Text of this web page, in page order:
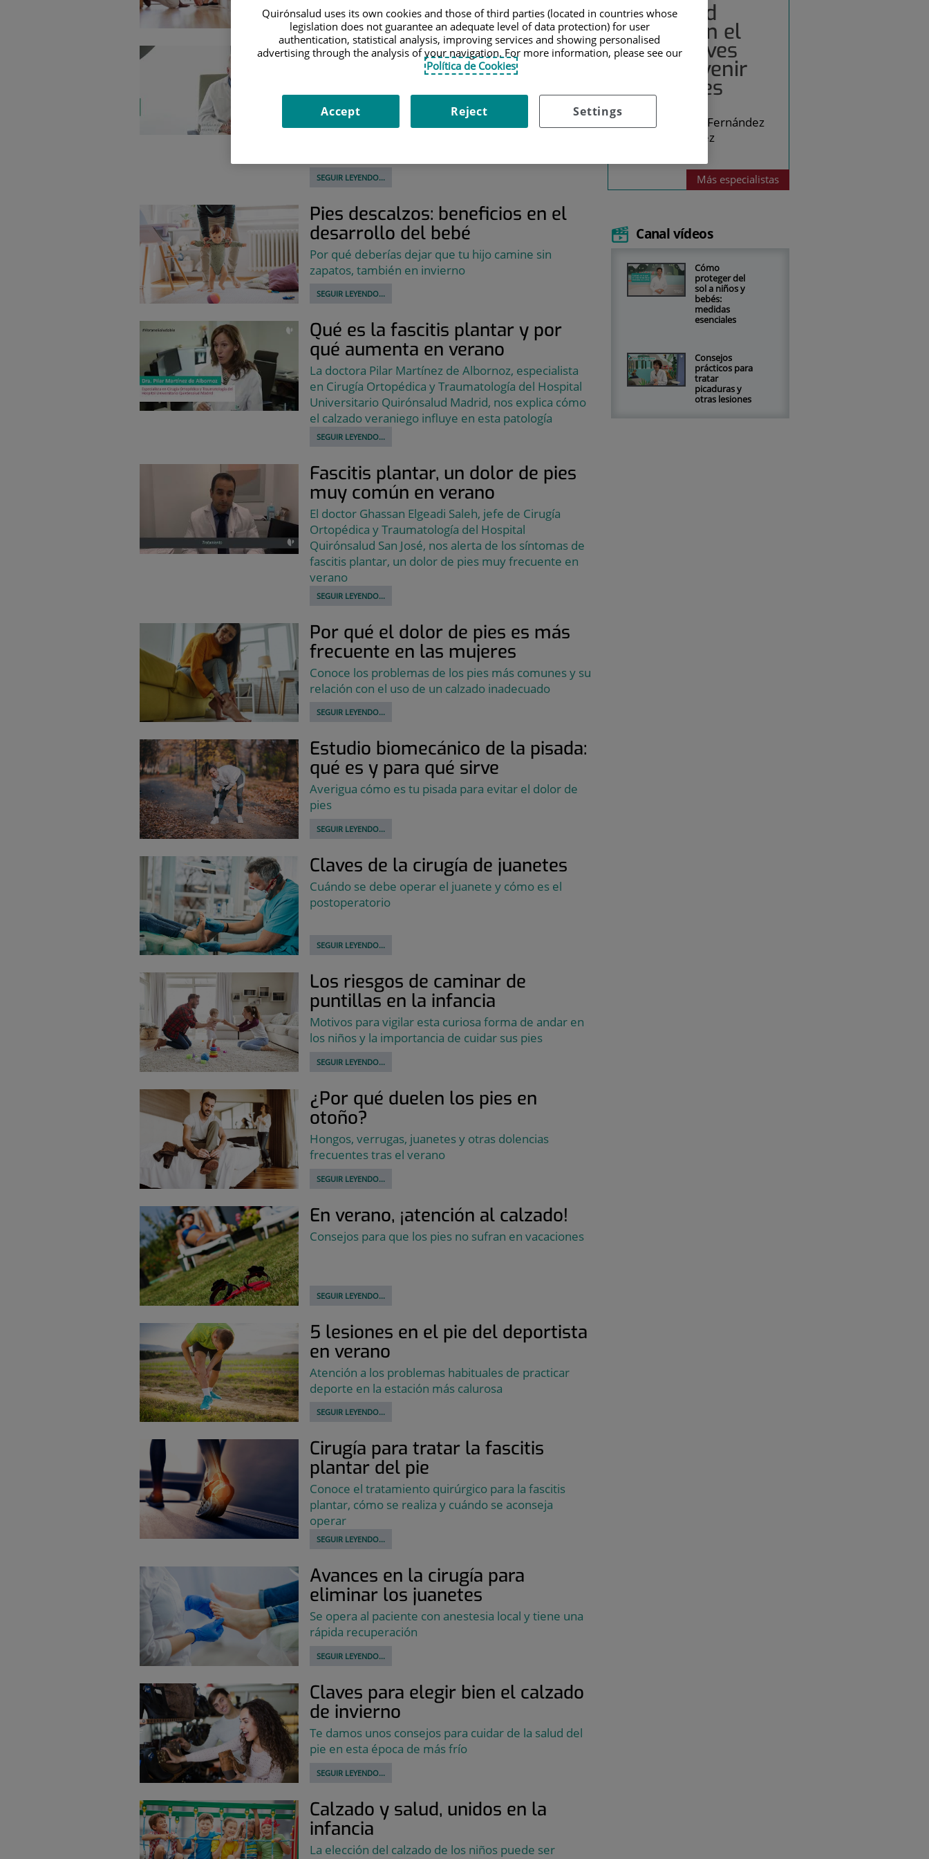
SEGUIR LEYENDO...
Cómo tratar los juanetes de los
El juanete es una casa muy frecuente de dolor de
pies. El doctor Juan Carlos Gómez, especialista en
Traumatología y Cirugía Ortopédica del Hospital
SEGUIR LEYENDO...
Pies descalzos: beneficios en el
desarrollo del bebé
Por qué deberías dejar que tu hijo camine sin
zapatos, también en invierno
SEGUIR LEYENDO...
Qué es la fascitis plantar y por
qué aumenta en verano
La doctora Pilar Martínez de Albornoz, especialista
en Cirugía Ortopédica y Traumatología del Hospital
Universitario Quirónsalud Madrid, nos explica cómo
el calzado veraniego influye en esta patología
SEGUIR LEYENDO...
Fascitis plantar, un dolor de pies
muy común en verano
El doctor Ghassan Elgeadi Saleh, jefe de Cirugía
Ortopédica y Traumatología del Hospital
Quirónsalud San José, nos alerta de los síntomas de
fascitis plantar, un dolor de pies muy frecuente en
verano
SEGUIR LEYENDO...
Por qué el dolor de pies es más
frecuente en las mujeres
Conoce los problemas de los pies más comunes y su
relación con el uso de un calzado inadecuado
SEGUIR LEYENDO...
Estudio biomecánico de la pisada:
qué es y para qué sirve
Averigua cómo es tu pisada para evitar el dolor de
pies
SEGUIR LEYENDO...
Claves de la cirugía de juanetes
Cuándo se debe operar el juanete y cómo es el
postoperatorio
SEGUIR LEYENDO...
Los riesgos de caminar de
puntillas en la infancia
Motivos para vigilar esta curiosa forma de andar en
los niños y la importancia de cuidar sus pies
SEGUIR LEYENDO...
¿Por qué duelen los pies en
otoño?
Hongos, verrugas, juanetes y otras dolencias
frecuentes tras el verano
SEGUIR LEYENDO...
En verano, ¡atención al calzado!
Consejos para que los pies no sufran en vacaciones
SEGUIR LEYENDO...
5 lesiones en el pie del deportista
en verano
Atención a los problemas habituales de practicar
deporte en la estación más calurosa
SEGUIR LEYENDO...
Cirugía para tratar la fascitis
plantar del pie
Conoce el tratamiento quirúrgico para la fascitis
plantar, cómo se realiza y cuándo se aconseja
operar
SEGUIR LEYENDO...
Avances en la cirugía para
eliminar los juanetes
Se opera al paciente con anestesia local y tiene una
rápida recuperación
SEGUIR LEYENDO...
Claves para elegir bien el calzado
de invierno
Te damos unos consejos para cuidar de la salud del
pie en esta época de más frío
SEGUIR LEYENDO...
Calzado y salud, unidos en la
infancia
La elección del calzado de los niños puede ser
Seguridad
infantil en el
agua: claves
para prevenir
accidentes
Martínez
Más especialistas
Canal vídeos
Cómo
proteger del
sol a niños y
bebés:
medidas
esenciales
Consejos
prácticos para
tratar
picaduras y
otras lesiones
Quirónsalud uses its own cookies and those of third parties (located in countries whose
legislation does not guarantee an adequate level of data protection) for user
authentication, statistical analysis, improving services and showing personalised
advertising through the analysis of your navigation. For more information, please see our
Política de Cookies
Settings
Reject
Accept